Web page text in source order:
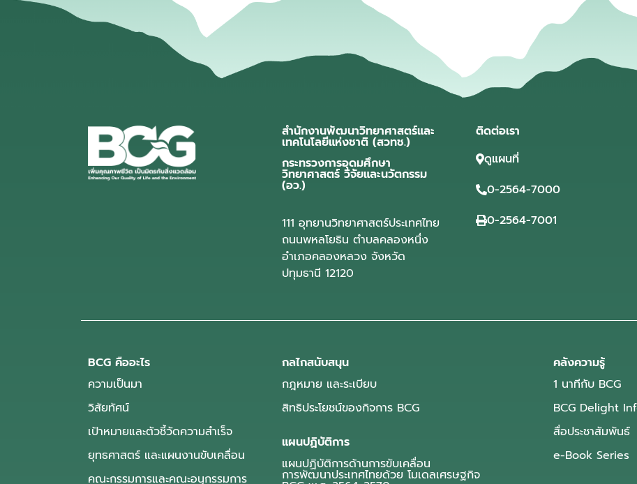
สำนักงานพัฒนาวิทยาศาสตร์และ
เทคโนโลยีแห่งชาติ (สวทช.)
กระทรวงการอุดมศึกษา
วิทยาศาสตร์ วิจัยและนวัตกรรม
(อว.)
111 อุทยานวิทยาศาสตร์ประเทศไทย
ถนนพหลโยธิน ตำบลคลองหนึ่ง
อำเภอคลองหลวง จังหวัด
ปทุมธานี 12120
ติดต่อเรา
ดูแผนที่
0-2564-7000
0-2564-7001
BCG คืออะไร
ความเป็นมา
วิสัยทัศน์
เป้าหมายและตัวชี้วัดความสำเร็จ
ยุทธศาสตร์ และแผนงานขับเคลื่อน
คณะกรรมการและคณะอนุกรรมการ
กลไกสนับสนุน
กฎหมาย และระเบียบ
สิทธิประโยชน์ของกิจการ BCG
แผนปฏิบัติการ
แผนปฏิบัติการด้านการขับเคลื่อน
การพัฒนาประเทศไทยด้วย โมเดลเศรษฐกิจ
คลังความรู้
1 นาทีกับ BCG
BCG Delight
สื่อประชาสัมพันธ์
e-Book Series